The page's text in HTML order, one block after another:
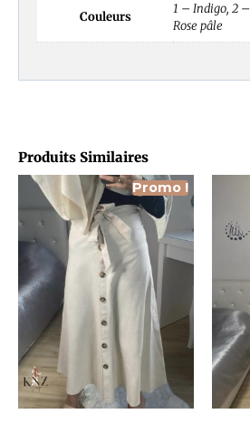
Produits Similaires
Promo !
Couleurs
1 – Indigo, 2
Rose pâle